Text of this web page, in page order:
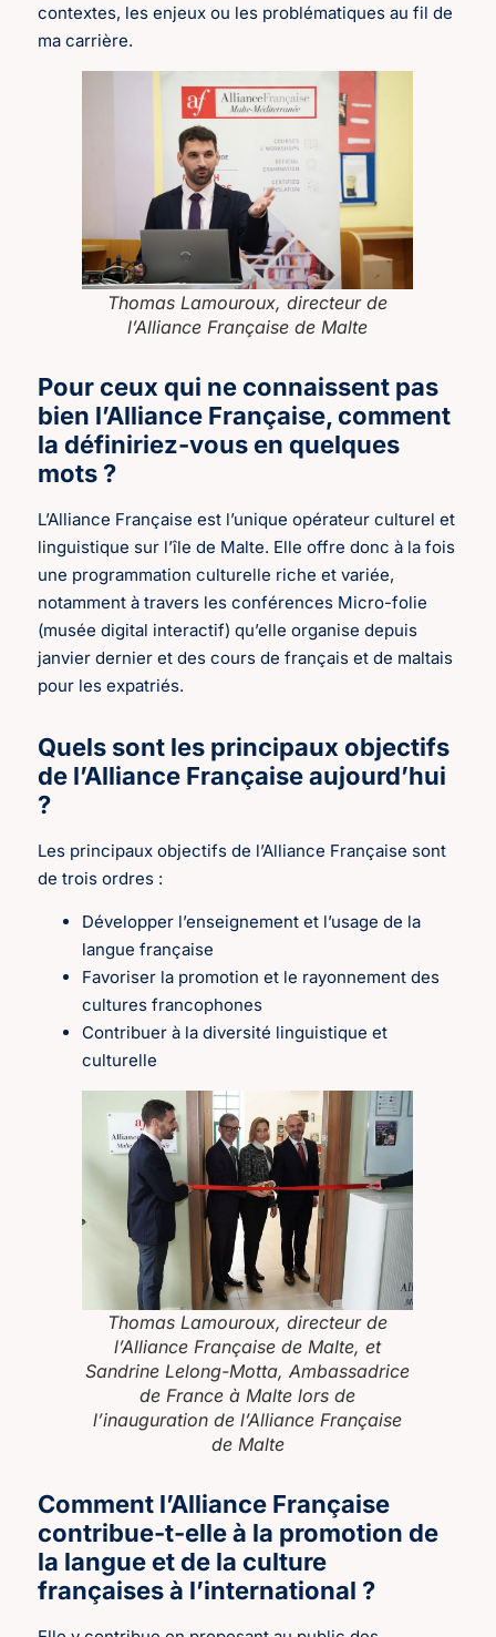
contextes, les enjeux ou les problématiques au fil de
ma carrière.
Thomas Lamouroux, directeur de
l’Alliance Française de Malte
Pour ceux qui ne connaissent pas
bien l’Alliance Française, comment
la définiriez-vous en quelques
mots ?
L’Alliance Française est l’unique opérateur culturel et
linguistique sur l’île de Malte. Elle offre donc à la fois
une programmation culturelle riche et variée,
notamment à travers les conférences Micro-folie
(musée digital interactif) qu’elle organise depuis
janvier dernier et des cours de français et de maltais
pour les expatriés.
Quels sont les principaux objectifs
de l’Alliance Française aujourd’hui
?
Les principaux objectifs de l’Alliance Française sont
de trois ordres :
Développer l’enseignement et l’usage de la
langue française
Favoriser la promotion et le rayonnement des
cultures francophones
Contribuer à la diversité linguistique et
culturelle
Thomas Lamouroux, directeur de
l’Alliance Française de Malte, et
Sandrine Lelong-Motta, Ambassadrice
de France à Malte lors de
l’inauguration de l’Alliance Française
de Malte
Comment l’Alliance Française
contribue-t-elle à la promotion de
la langue et de la culture
françaises à l’international ?